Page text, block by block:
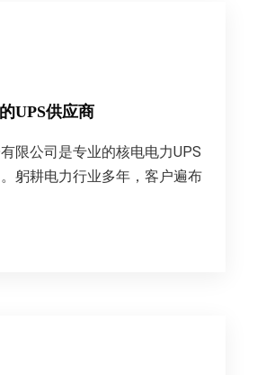
UPS供应商
限公司是专业的核电电力UPS
躬耕电力行业多年，客户遍布